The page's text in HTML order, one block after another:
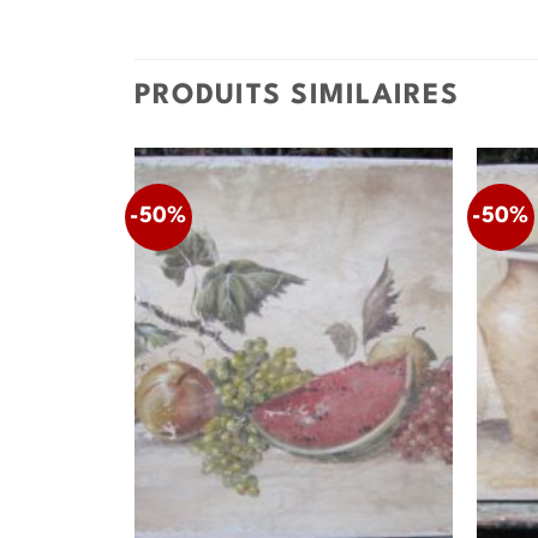
PRODUITS SIMILAIRES
-50% -50%